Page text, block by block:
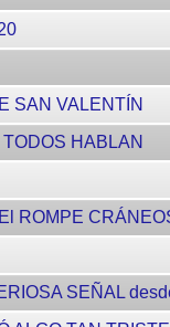
SAN VALENTÍN
HABLAN
ROMPE
SEÑAL